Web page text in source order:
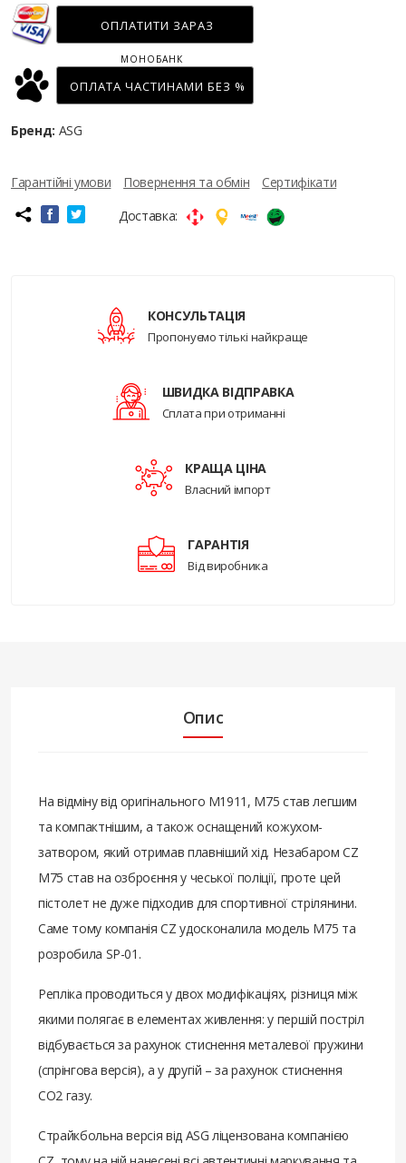
ОПЛАТИТИ ЗАРАЗ
ОПЛАТА ЧАСТИНАМИ БЕЗ %
МОНОБАНК
Бренд: ASG
Гарантійні умови Повернення та обмін
Сертифікати
Доставка:
КОНСУЛЬТАЦІЯ
Пропонуємо тількі найкраще
ШВИДКА ВІДПРАВКА
Сплата при отриманні
КРАЩА ЦІНА
Власний імпорт
ГАРАНТІЯ
Від виробника
Опис
На відміну від оригінального М1911, M75 став легшим
та компактнішим, а також оснащений кожухом-
затвором, який отримав плавніший хід. Незабаром CZ
M75 став на озброєння у чеської поліції, проте цей
пістолет не дуже підходив для спортивної стрілянини.
Саме тому компанія CZ удосконалила модель M75 та
розробила SP-01.
Репліка проводиться у двох модифікаціях, різниця між
якими полягає в елементах живлення: у першій постріл
відбувається за рахунок стиснення металевої пружини
(спрінгова версія), а у другій – за рахунок стиснення
СО2 газу.
Страйкбольна версія від ASG ліцензована компанією